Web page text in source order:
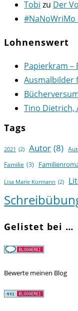
Tobi zu Der
#NaNoWriMo
Lohnenswert
Papierkram –
Ausmalbilder
Tino Dietrich,
Tags
2021 (2) Autor (8)
Familie (3)
Lisa Marie Kormann (2)
Gelistet bei …
Bewerte meinen Blog